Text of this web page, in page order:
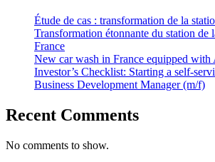
Étude de cas : transformation de la
Transformation étonnante du station de
France
New car wash in France equipped with
Investor’s Checklist: Starting a self-
Business Development Manager (m/f)
Recent Comments
No comments to show.